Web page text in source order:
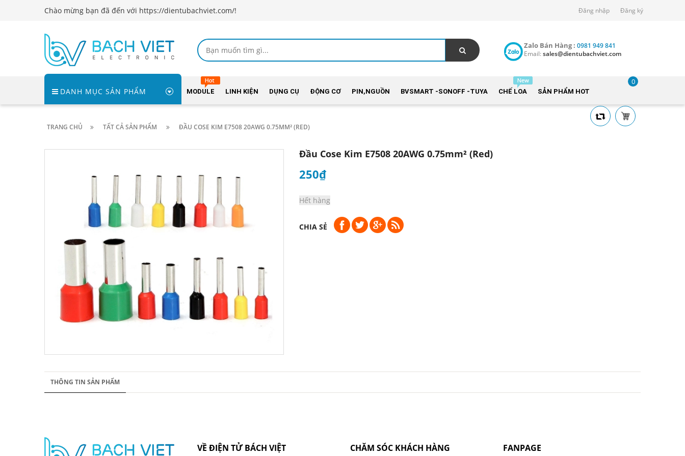
Chào mừng bạn đã đến với https://dientubachviet.com/! Đăng nhập Đăng ký
Zalo Bán Hàng : 0981 949 841
Email: sales@dientubachviet.com
DANH MỤC SẢN PHẨM MODULE LINH KIỆN DỤNG CỤ ĐỘNG CƠ PIN,NGUỒN BVSMART -SONOFF -TUYA CHẾ LOA SẢN PHẨM HOT
0
TRANG CHỦ TẤT CẢ SẢN PHẨM ĐẦU COSE KIM E7508 20AWG 0.75MM² (RED)
Đầu Cose Kim E7508 20AWG 0.75mm² (Red)
250₫
Hết hàng
CHIA SẺ
THÔNG TIN SẢN PHẨM
VỀ ĐIỆN TỬ BÁCH VIỆT CHĂM SÓC KHÁCH HÀNG FANPAGE